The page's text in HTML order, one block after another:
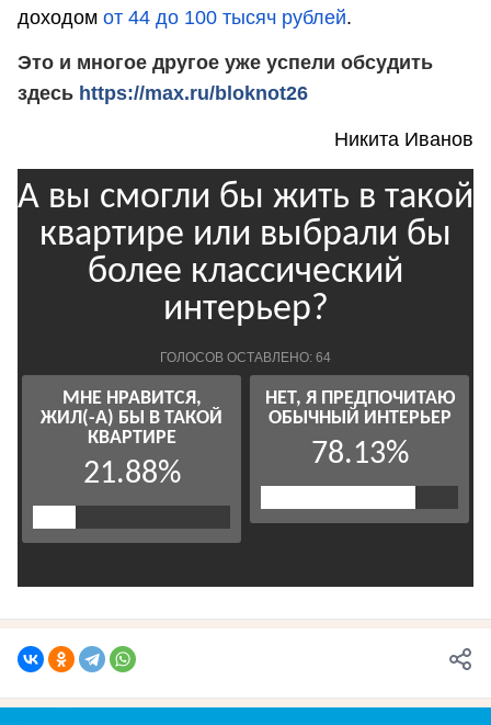
доходом от 44 до 100 тысяч рублей.
Это и многое другое уже успели обсудить
здесь https://max.ru/bloknot26
Никита Иванов